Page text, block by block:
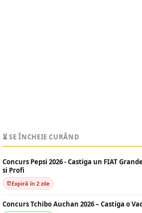
⏳ SE ÎNCHEIE CURÂND
Concurs Pepsi 2026 - Castiga un FIAT
si Profi
Expiră în 2 zile
Concurs Tchibo Auchan 2026 – Castiga o